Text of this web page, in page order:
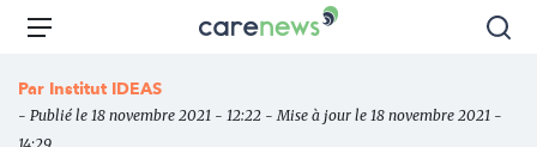
Aller
principal
Carenews,
des
Menu
Par Institut IDEAS
- Publié le 18 novembre 2021 - 12:22 - Mise à jour le 18 novembre 2021 -